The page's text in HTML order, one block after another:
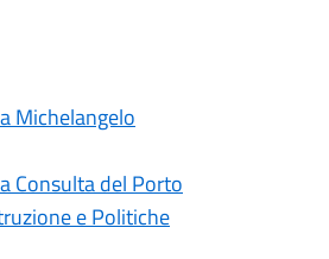
Michelangelo
Consulta del Porto
e Politiche